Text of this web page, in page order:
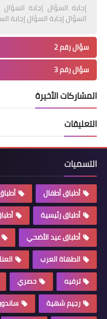
إجابة السؤال إجابة
السؤال إجابة السؤال إجابة
سؤال رقم 2
سؤال رقم 3
المشاركات الأخيرة
التعليقات
التسميات
أطباق أطفال
أطباق رئيسية
أطباق عيد الأضحي
الطهاة العرب
ترفيه
حصري
رجيم شهية